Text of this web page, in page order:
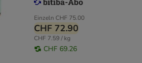
Einzeln CHF 75.00
CHF 72.90
CHF 7.59 / kg
CHF 69.26